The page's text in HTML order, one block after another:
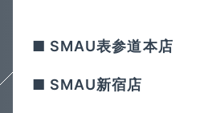
SMAU表参道本店
SMAU新宿店